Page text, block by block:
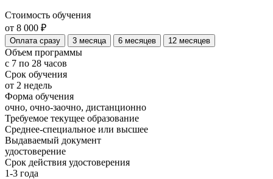
Стоимость обучения
от 8 000 ₽
Оплата сразу 3 месяца 6 месяцев 12 месяцев
Объем программы
с 7 по 28 часов
Срок обучения
от 2 недель
Форма обучения
очно, очно-заочно, дистанционно
Требуемое текущее образование
Среднее-специальное или высшее
Выдаваемый документ
удостоверение
Срок действия удостоверения
1-3 года